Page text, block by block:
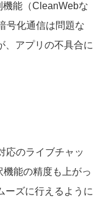
能（CleanWebな
号化通信は問題な
、アプリの不具合に
応のライブチャッ
機能の精度も上がっ
ーズに行えるように